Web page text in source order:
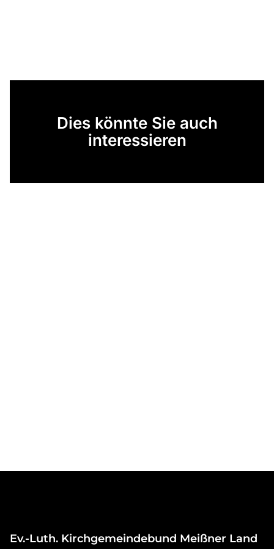
Dies könnte Sie auch
interessieren
Ev.-Luth. Kirchgemeindebund Meißner Land